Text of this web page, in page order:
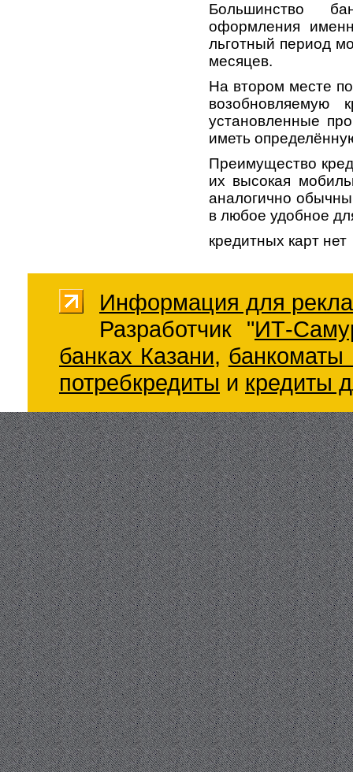
Большинство
оформления
льготный период
месяцев.
На втором месте
возобновляемую
установленные
иметь
Преимущество
их высокая
аналогично
в любое удобное
кредитных карт нет
Информация для
Разработчик "ИТ-
банках Казани, банкоматы
потребкредиты и кредиты